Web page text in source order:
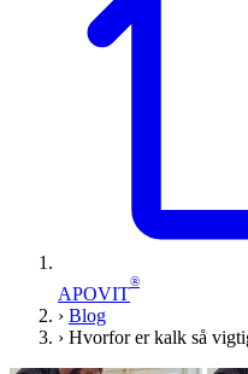
APOVIT
®
› Blog
› Hvorfor er kalk så